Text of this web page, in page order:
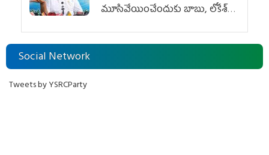
మూసివేయించేందుకు బాబు, లోకేశ్
కుట్ర
Social Network
Tweets by YSRCParty